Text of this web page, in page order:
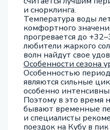
и снорклинга.
Температура воды
комфортного
прогревается до
любители жаркого
волн найдут свое
Особенности сезона
Особенностью
являются сильные
особенно
Поэтому в это время
бывают временные
и специалисты
поездок на Кубу в пик